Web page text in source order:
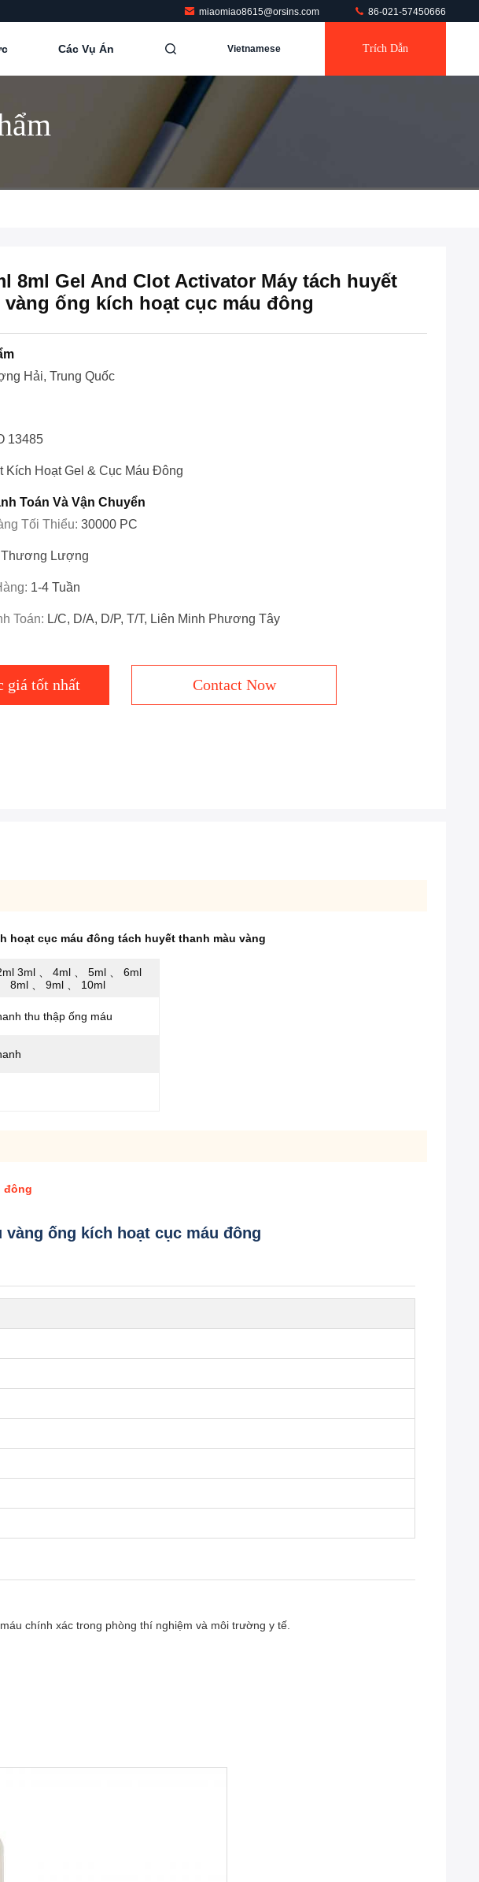
miaomiao8615@orsins.com 86-021-57450666
Các Vụ Án Vietnamese Trích Dẫn
8ml Gel And Clot Activator Máy tách huyết
vàng ống kích hoạt cục máu đông
Hải, Trung Quốc
13485
Kích Hoạt Gel & Cục Máu Đông
Toán Và Vận Chuyển
Tối Thiểu: 30000 PC
Lượng
1-4 Tuần
Toán: L/C, D/A, D/P, T/T, Liên Minh Phương Tây
giá tốt nhất Contact Now
hoạt cục máu đông tách huyết thanh màu vàng
3ml 、 4ml 、 5ml 、 6ml
8ml 、 9ml 、 10ml
thu thập ống máu
đông
ống kích hoạt cục máu đông
chính xác trong phòng thí nghiệm và môi trường y tế.